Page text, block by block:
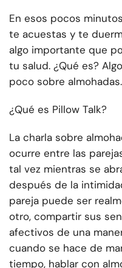
En esos pocos
te acuestas y te
algo importante que
tu salud. ¿Qué es?
poco sobre almohadas.
¿Qué es Pillow Talk?
La charla sobre
ocurre entre las
tal vez mientras se
después de la
pareja puede ser
otro, compartir sus
afectivos de una
cuando se hace de
tiempo, hablar con